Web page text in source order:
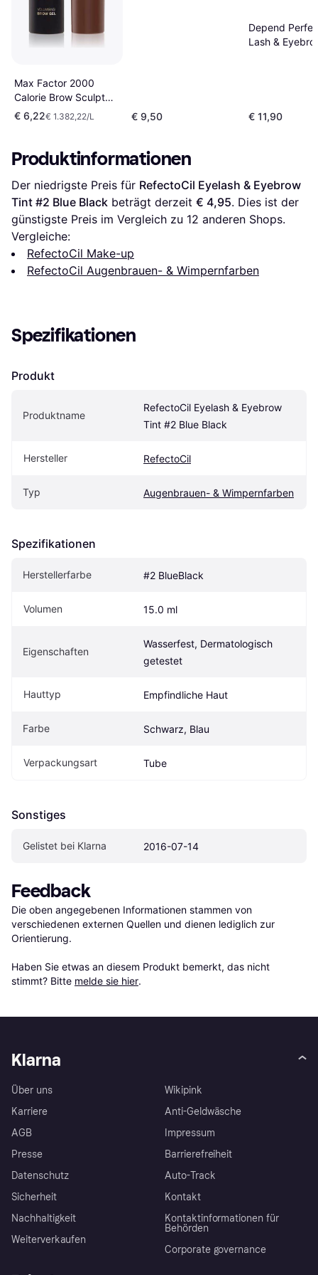
Max Factor 2000
Calorie Brow Sculpt
Gel #004 Black Brown
€ 6,22€ 1.382,22/L € 9,50
Depend
Lash &
€ 11,90
Produktinformationen
Der niedrigste Preis für RefectoCil Eyelash & Eyebrow
Tint #2 Blue Black beträgt derzeit € 4,95. Dies ist der
günstigste Preis im Vergleich zu 12 anderen Shops.
Vergleiche:
RefectoCil Make-up
RefectoCil Augenbrauen- & Wimpernfarben
Spezifikationen
Produkt
Produktname
RefectoCil Eyelash & Eyebrow
Tint #2 Blue Black
Hersteller RefectoCil
Typ Augenbrauen- & Wimpernfarben
Spezifikationen
Herstellerfarbe #2 BlueBlack
Volumen 15.0 ml
Eigen­schaften
Wasserfest, Dermatologisch
getestet
Hauttyp Empfindliche Haut
Farbe Schwarz, Blau
Verpackungsart Tube
Sonstiges
Gelistet bei Klarna 2016-07-14
Feedback
Die oben angegebenen Informationen stammen von
verschiedenen externen Quellen und dienen lediglich zur
Orientierung.
Haben Sie etwas an diesem Produkt bemerkt, das nicht
stimmt? Bitte melde sie hier.
Klarna
Über uns
Karriere
AGB
Presse
Datenschutz
Sicherheit
Nachhaltigkeit
Weiterverkaufen
Wikipink
Anti-Geldwäsche
Impressum
Barrierefreiheit
Auto-Track
Kontakt
Kontaktinformationen für
Behörden
Corporate governance